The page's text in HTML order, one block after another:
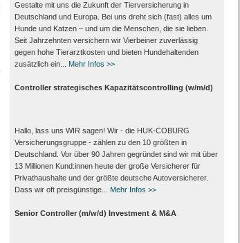
Gestalte mit uns die Zukunft der Tierversicherung in
Deutschland und Europa. Bei uns dreht sich (fast) alles um
Hunde und Katzen – und um die Menschen, die sie lieben.
Seit Jahrzehnten versichern wir Vierbeiner zuverlässig
gegen hohe Tierarztkosten und bieten Hundehaltenden
zusätzlich ein...
Mehr Infos >>
Controller strategisches Kapazitätscontrolling (w/m/d)
Hallo, lass uns WIR sagen! Wir - die HUK-COBURG
Versicherungsgruppe - zählen zu den 10 größten in
Deutschland. Vor über 90 Jahren gegründet sind wir mit über
13 Millionen Kund:innen heute der große Versicherer für
Privathaushalte und der größte deutsche Autoversicherer.
Dass wir oft preisgünstige...
Mehr Infos >>
Senior Controller (m/w/d) Investment & M&A